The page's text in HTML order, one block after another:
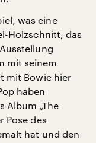
was eine
Holzschnitt, das
mit seinem
mit Bowie hier
haben
Album „The
Pose des
hat und den